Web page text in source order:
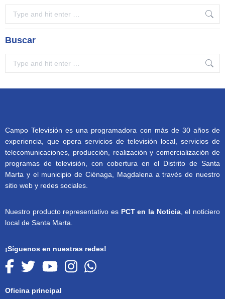
Buscar
Campo Televisión es una programadora con más de 30 años de
experiencia, que opera servicios de televisión local, servicios de
telecomunicaciones, producción, realización y comercialización de
programas de televisión, con cobertura en el Distrito de Santa
Marta y el municipio de Ciénaga, Magdalena a través de nuestro
sitio web y redes sociales.
Nuestro producto representativo es PCT en la Noticia, el noticiero
local de Santa Marta.
¡Síguenos en nuestras redes!
Oficina principal